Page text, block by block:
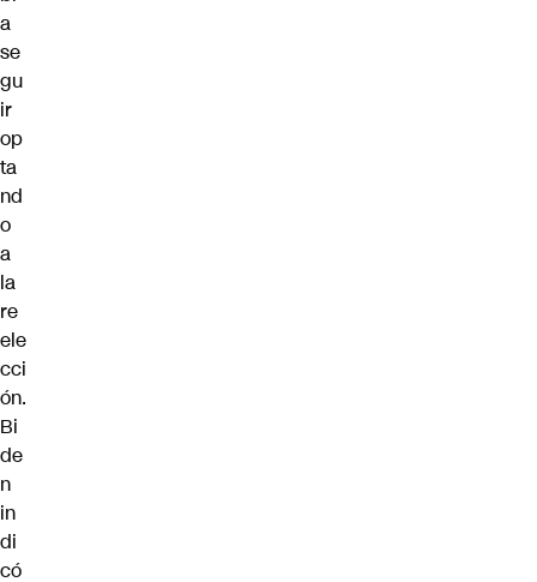
a
se
gu
ir
op
ta
nd
o
a
la
re
ele
cci
ón.
Bi
de
n
in
di
có